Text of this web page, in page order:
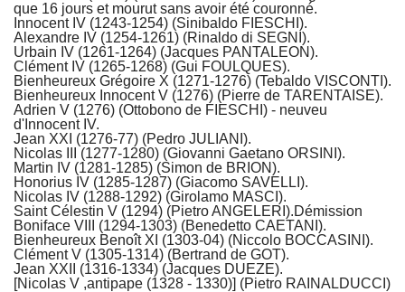
que 16 jours et mourut sans avoir été couronné.
Innocent IV (1243-1254) (Sinibaldo FIESCHI).
Alexandre IV (1254-1261) (Rinaldo di SEGNI).
Urbain IV (1261-1264) (Jacques PANTALEON).
Clément IV (1265-1268) (Gui FOULQUES).
Bienheureux Grégoire X (1271-1276) (Tebaldo VISCONTI).
Bienheureux Innocent V (1276) (Pierre de TARENTAISE).
Adrien V (1276) (Ottobono de FIESCHI) - neuveu
d'Innocent IV.
Jean XXI (1276-77) (Pedro JULIANI).
Nicolas III (1277-1280) (Giovanni Gaetano ORSINI).
Martin IV (1281-1285) (Simon de BRION).
Honorius IV (1285-1287) (Giacomo SAVELLI).
Nicolas IV (1288-1292) (Girolamo MASCI).
Saint Célestin V (1294) (Pietro ANGELERI).Démission
Boniface VIII (1294-1303) (Benedetto CAETANI).
Bienheureux Benoît XI (1303-04) (Niccolo BOCCASINI).
Clément V (1305-1314) (Bertrand de GOT).
Jean XXII (1316-1334) (Jacques DUEZE).
[Nicolas V ,antipape (1328 - 1330)] (Pietro RAINALDUCCI)